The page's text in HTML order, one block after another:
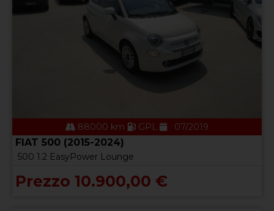
88000 km GPL 07/2019
FIAT 500 (2015-2024)
500 1.2 EasyPower Lounge
Prezzo 10.900,00 €